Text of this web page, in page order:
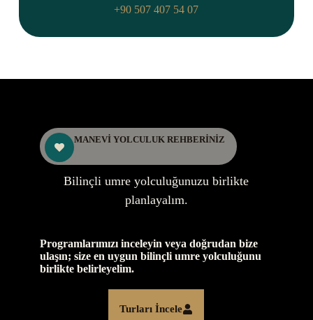
+90 507 407 54 07
MANEVİ YOLCULUK REHBERİNİZ
Bilinçli umre yolculuğunuzu birlikte
planlayalım.
Programlarımızı inceleyin veya doğrudan bize
ulaşın; size en uygun bilinçli umre yolculuğunu
birlikte belirleyelim.
Turları İncele